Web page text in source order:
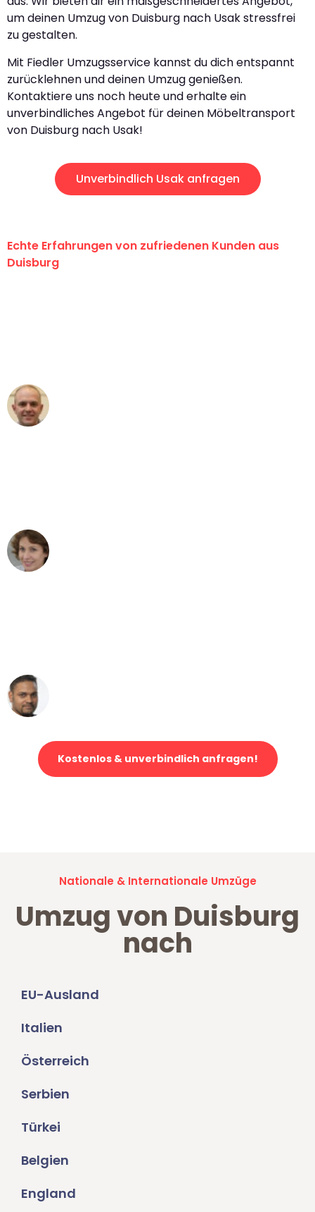
um deinen Umzug von Duisburg nach Usak stressfrei
zu gestalten.
Mit Fiedler Umzugsservice kannst du dich entspannt
zurücklehnen und deinen Umzug genießen.
Kontaktiere uns noch heute und erhalte ein
unverbindliches Angebot für deinen Möbeltransport
von Duisburg nach Usak!
Unverbindlich Usak anfragen
Echte Erfahrungen von zufriedenen Kunden aus
Duisburg
Kostenlos & unverbindlich anfragen!
Nationale & Internationale Umzüge
Umzug von Duisburg
nach
EU-Ausland
Italien
Österreich
Serbien
Türkei
Belgien
England